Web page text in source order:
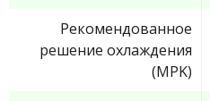
Рекомендованное
решение охлаждения
(MPK)